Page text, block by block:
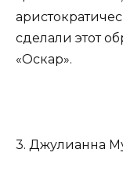
сделали этот
«Оскар».
3. Джулианна